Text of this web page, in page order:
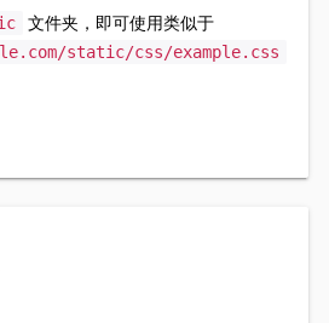
文件夹，即可使用类似于
static/css/example.css